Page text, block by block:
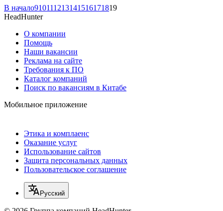
В начало910111213141516171819
HeadHunter
О компании
Помощь
Наши вакансии
Реклама на сайте
Требования к ПО
Каталог компаний
Поиск по вакансиям в Китабе
Мобильное приложение
Этика и комплаенс
Оказание услуг
Использование сайтов
Защита персональных данных
Пользовательское соглашение
Русский